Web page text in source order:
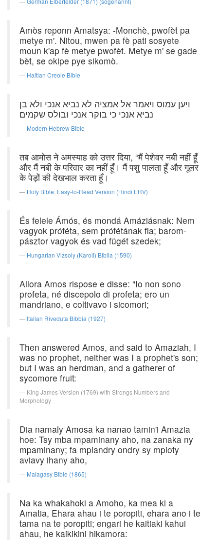
Amòs reponn Amatsya: -Monchè, pwofèt pa
metye m'. Nitou, mwen pa fè pati sosyete
moun k'ap fè metye pwofèt. Metye m' se gade
bèt, se okipe pye sikomò.
Haitian Creole Bible
ויען עמוס ויאמר אל אמציה לא נביא אנכי ולא בן
נביא אנכי כי בוקר אנכי ובולס שקמים׃
Modern Hebrew Bible
तब आमोस ने अमस्याह को उत्तर दिया, “मैं पेशेवर नबी नहीं हूँ
और मैं नबी के परिवार का नहीं हूँ। मैं पशु पालता हूँ और गूलर
के पेड़ों की देखभाल करता हूँ।
Holy Bible: Easy-to-Read Version (Hindi ERV)
És felele Ámós, és mondá Amáziásnak: Nem
vagyok próféta, sem prófétának fia; barom-
pásztor vagyok és vad fügét szedek;
Hungarian Vizsoly (Karoli) Biblia (1590)
Allora Amos rispose e disse: "Io non sono
profeta, né discepolo di profeta; ero un
mandriano, e coltivavo i sicomori;
Italian Riveduta Bibbia (1927)
Then answered Amos, and said to Amaziah, I
was no prophet, neither was I a prophet's son;
but I was an herdman, and a gatherer of
sycomore fruit:
King James Version (1769) with Strongs Numbers and
Morphology
Dia namaly Amosa ka nanao tamin'i Amazia
hoe: Tsy mba mpaminany aho, na zanaka ny
mpaminany; fa mpiandry ondry sy mpioty
aviavy ihany aho,
Malagasy Bible (1865)
Na ka whakahoki a Amoho, ka mea ki a
Amatia, Ehara ahau i te poropiti, ehara ano i te
tama na te poropiti; engari he kaitiaki kahui
ahau, he kaikikini hikamora: